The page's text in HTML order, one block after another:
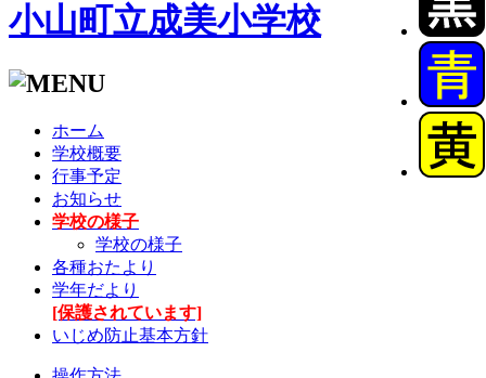
小山町立成美小学校
ホーム
学校概要
行事予定
お知らせ
学校の様子
学校の様子
各種おたより
学年だより
[保護されています]
いじめ防止基本方針